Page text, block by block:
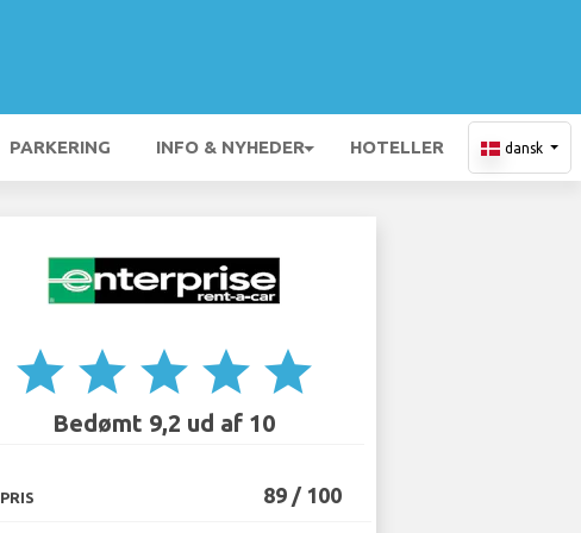
PARKERING INFO & NYHEDER HOTELLER dansk
star star star star star
Bedømt 9,2 ud af 10
PRIS 89 / 100